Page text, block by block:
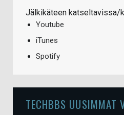
Jälkikäteen katseltavissa/
Youtube
iTunes
Spotify
TECHBBS UUSIMMAT